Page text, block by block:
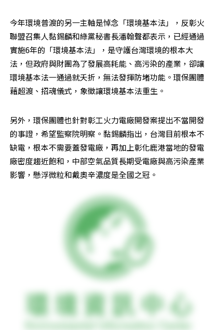
今年環境普渡的另一主軸是悼念「環境基本法」，反彰火
聯盟召集人黏錫麟和綠黨秘書長潘翰聲都表示，已經通過
實施6年的「環境基本法」，是守護台灣環境的根本大
法，但政府與財團為了發展高耗能、高污染的產業，卻讓
環境基本法一通過就夭折，無法發揮防堵功能。環保團體
藉超渡、招魂儀式，象徵讓環境基本法重生。
另外，環保團體也針對彰工火力電廠開發案提出不當開發
的事證，希望監察院明察。黏錫麟指出，台灣目前根本不
缺電，根本不需要蓋發電廠，再加上彰化鹿港當地的發電
廠密度趨近飽和，中部空氣品質長期受電廠與高污染產業
影響，懸浮微粒和戴奧辛濃度是全國之冠。